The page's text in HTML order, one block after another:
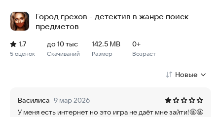
Город грехов - детектив в жанре поиск
предметов
Рейтинг: 1,7, 5 оценок
Скачиваний: до 10 тыс
Размер файла: 142.5 MB
Возрастное ограничение: 142.5 MB
5 оценок
1,7
Скачиваний
до 10 тыс
Размер
142.5 MB
Возраст
0+
Новые
Василиса 9 мар 2026
У меня есть интернет но это игра не даёт мне зайти!🤬🤬